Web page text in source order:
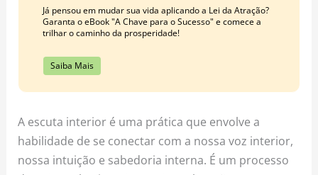
Já pensou em mudar sua vida aplicando a Lei da Atração?
Garanta o eBook "A Chave para o Sucesso" e comece a
trilhar o caminho da prosperidade!
Saiba Mais
A escuta interior é uma prática que envolve a
habilidade de se conectar com a nossa voz interior,
nossa intuição e sabedoria interna. É um processo